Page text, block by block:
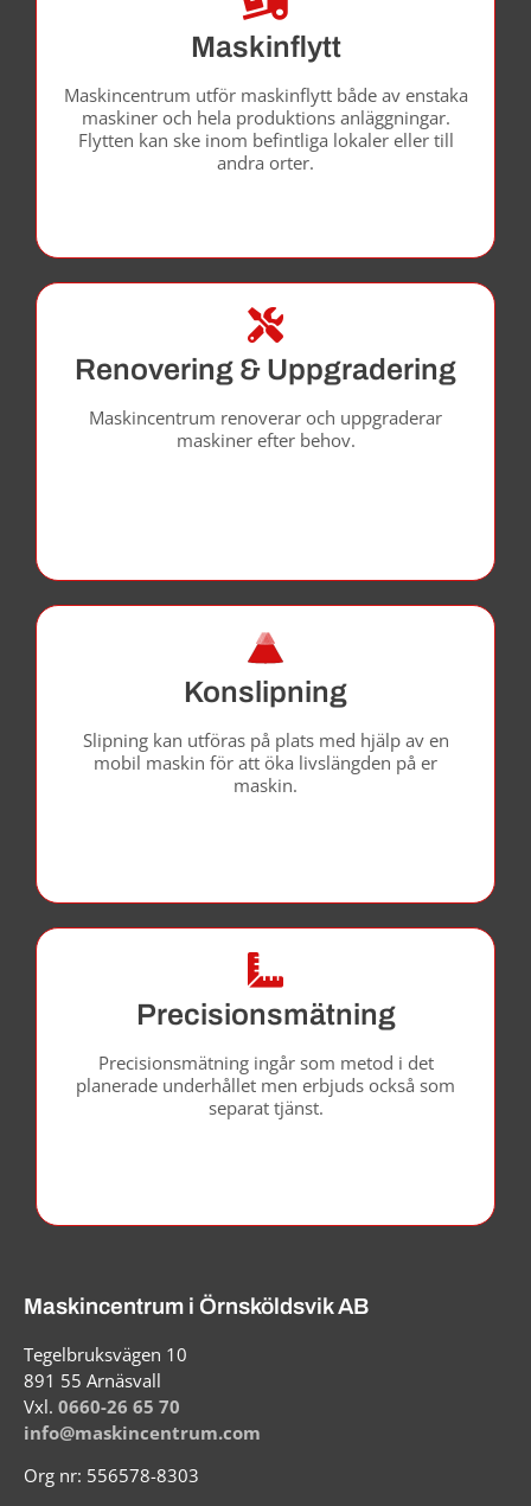
Maskinflytt
Maskincentrum utför maskinflytt både av enstaka
maskiner och hela produktions ­anläggningar.
Flytten kan ske inom befintliga lokaler eller till
andra orter.
Renovering & Uppgradering
Maskincentrum renoverar och uppgraderar
maskiner efter behov.
Konslipning
Slipning kan utföras på plats med hjälp av en
mobil maskin för att öka livslängden på er
maskin.
Precisionsmätning
Precisionsmätning ingår som metod i det
planerade underhållet men erbjuds också som
separat tjänst.
Maskincentrum i Örnsköldsvik AB
Tegelbruksvägen 10
891 55 Arnäsvall
Vxl. 0660-26 65 70
info@maskincentrum.com
Org nr: 556578-8303